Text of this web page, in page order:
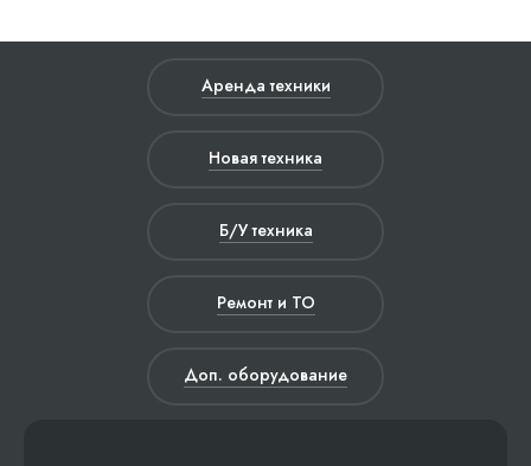
Аренда техники
Новая техника
Б/У техника
Ремонт и ТО
Доп. оборудование